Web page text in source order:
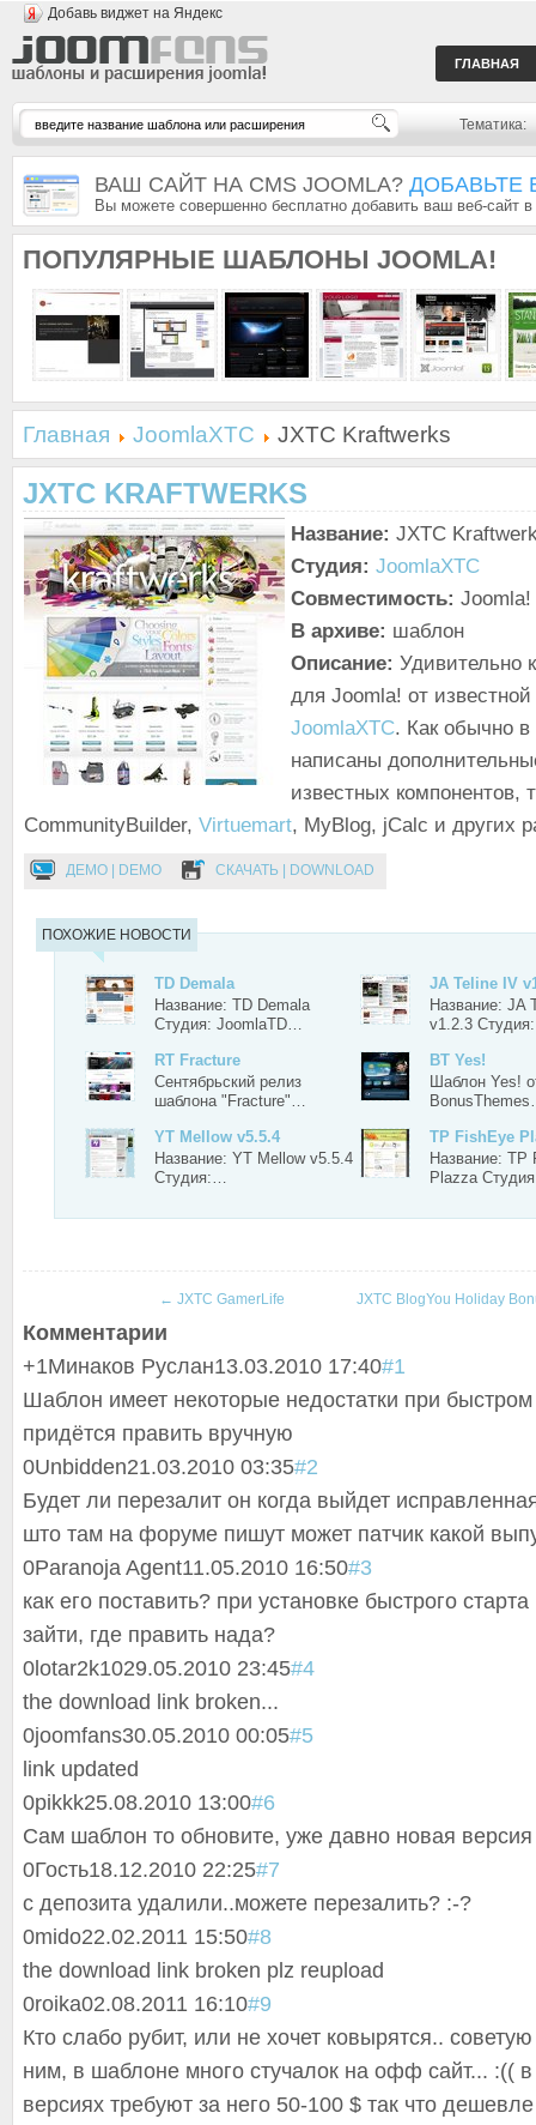
Добавь виджет на Яндекс
ГЛАВНАЯ
Тематика:
ВАШ САЙТ НА CMS JOOMLA? ДОБАВЬТЕ
Вы можете совершенно бесплатно добавить ваш веб-сайт
ПОПУЛЯРНЫЕ ШАБЛОНЫ JOOMLA!
Главная JoomlaXTC JXTC Kraftwerks
JXTC KRAFTWERKS
Название: JXTC
Студия: JoomlaXTC
Совместимость:
В архиве: шаблон
Описание: Удивительно
для Joomla! от
JoomlaXTC. Как обычно
написаны
известных компонентов,
CommunityBuilder, Virtuemart, MyBlog, jCalc и других
ДЕМО | DEMO СКАЧАТЬ | DOWNLOAD
ПОХОЖИЕ НОВОСТИ
TD Demala
Название: TD Demala
Студия: JoomlaTD…
JA Teline IV
Название: JA
v1.2.3
RT Fracture
Сентябрьский релиз
шаблона "Fracture"…
BT Yes!
Шаблон Yes!
YT Mellow v5.5.4
Название: YT Mellow v5.5.4
Студия:…
TP FishEye
Название: TP
Plazza
← JXTC GamerLife JXTC BlogYou Holiday
Комментарии
+1Минаков Руслан13.03.2010 17:40#1
Шаблон имеет некоторые недостатки при быстром
придётся править вручную
0Unbidden21.03.2010 03:35#2
Будет ли перезалит он когда выйдет
што там на форуме пишут может патчик какой
0Paranoja Agent11.05.2010 16:50#3
как его поставить? при установке быстрого
зайти, где править нада?
0 lotar2k1029.05.2010 23:45#4
the download link broken...
0joomfans30.05.2010 00:05#5
link updated
0pikkk25.08.2010 13:00#6
Сам шаблон то обновите, уже давно новая
0Гость18.12.2010 22:25#7
с депозита удалили..можете перезалить? :-?
0mido22.02.2011 15:50#8
the download link broken plz reupload
0roika02.08.2011 16:10#9
Кто слабо рубит, или не хочет ковырятся..
ним, в шаблоне много стучалок на офф сайт... :((
версиях требуют за него 50-100 $ так что